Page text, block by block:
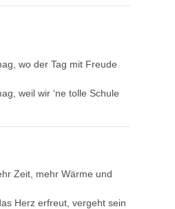
wo der Tag mit Freude
weil wir ‘ne tolle Schule
Zeit, mehr Wärme und
Herz erfreut, vergeht sein